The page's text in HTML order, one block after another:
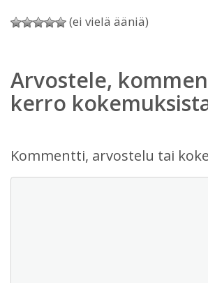
(ei vielä ääniä)
Arvostele,
kerro
Kommentti, arvostelu tai